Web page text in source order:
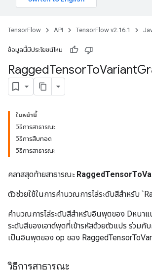
TensorFlow API TensorFlow v2.16.1
ข้อมูลนี้มีประโยชน์ไหม
RaggedTensorToVariant
ในหน้านี้
วิธีการสาธารณะ
วิธีการสืบทอด
วิธีการสาธารณะ
คลาสสุดท้ายสาธารณะ
ตัวช่วยใช้ในการคำนวณการไล่ระดับสีสำหรับ
คำนวณการไล่ระดับสีสำหรับอินพุตของ Dหนาแ
ระดับสีของเอาต์พุตที่เข้ารหัสด้วยตัวแปร ร่วม
เป็นอินพุตของ op ของ
วิธีการสาธารณะ